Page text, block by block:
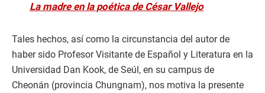
La madre en la poética de César Vallejo
Tales hechos, así como la circunstancia del autor de
haber sido Profesor Visitante de Español y Literatura en la
Universidad Dan Kook, de Seúl, en su campus de
Cheonán (provincia Chungnam), nos motiva la presente